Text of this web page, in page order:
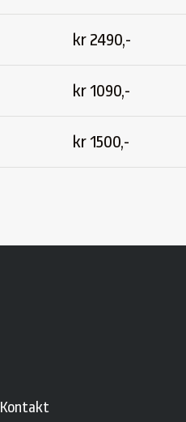
kr2490,-
kr1090,-
kr1500,-
Kontakt